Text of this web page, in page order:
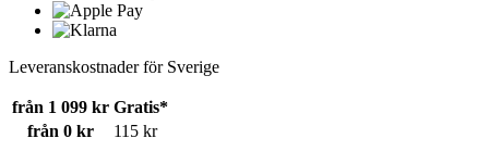
Leveranskostnader för Sverige
från 1 099 kr Gratis*
från 0 kr
115 kr